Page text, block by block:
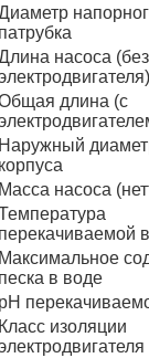
насоса (без
длина (с
насоса
в воде
изоляции